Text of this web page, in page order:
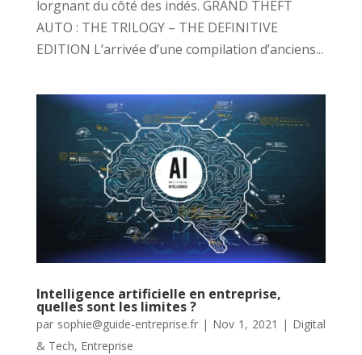
lorgnant du côté des indés. GRAND THEFT
AUTO : THE TRILOGY – THE DEFINITIVE
EDITION L’arrivée d’une compilation d’anciens...
Intelligence artificielle en entreprise,
quelles sont les limites ?
par sophie@guide-entreprise.fr| Nov 1, 2021 | Digital
& Tech, Entreprise